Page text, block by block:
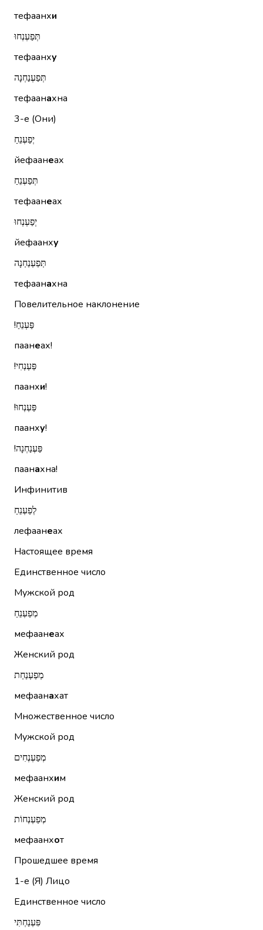
тефаанхи
תְּפַעְנְחוּ
тефаанху
תְּפַעְנַחְנָה
тефаанахна
3-е (Они)
יְפַעְנֵחַ
йефаанеах
תְּפַעְנֵחַ
тефаанеах
יְפַעְנְחוּ
йефаанху
תְּפַעְנַחְנָה
тефаанахна
Повелительное наклонение
פַּעְנֵחַ!‏
паанеах!
פַּעְנְחִי!‏
паанхи!
פַּעְנְחוּ!‏
паанху!
פַּעְנַחְנָה!‏
паанахна!
Инфинитив
לְפַעְנֵחַ
лефаанеах
Настоящее время
Единственное число
Мужской род
מְפַעְנֵחַ
мефаанеах
Женский род
מְפַעְנַחַת
мефаанахат
Множественное число
Мужской род
מְפַעְנְחִים
мефаанхим
Женский род
מְפַעְנְחוֹת
мефаанхот
Прошедшее время
1-е (Я) Лицо
Единственное число
פִּעְנַחְתִּי